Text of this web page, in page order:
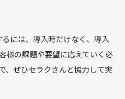
には、導入時だけなく、導入
様の課題や要望に応えていく必
、ぜひセラクさんと協力して実